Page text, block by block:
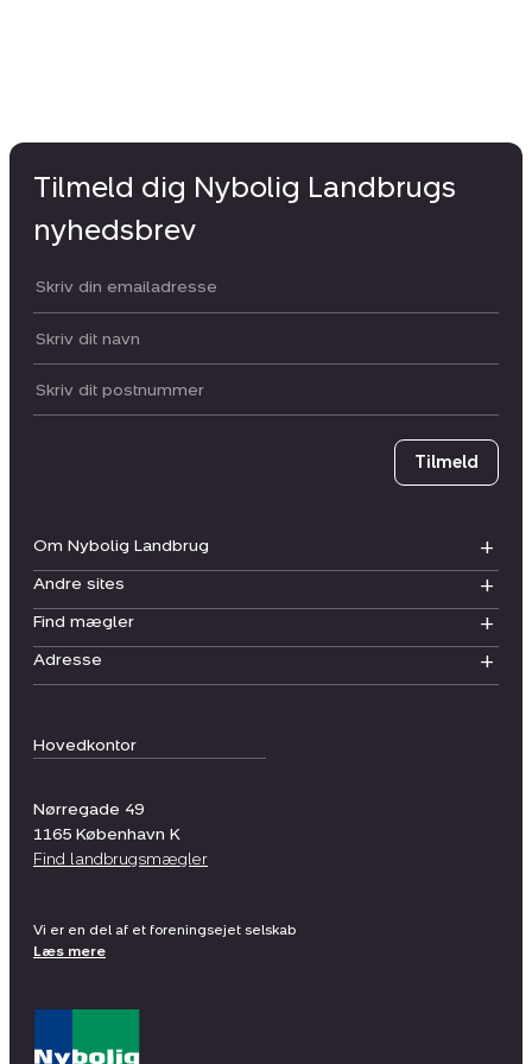
Hovedkontor
Nørregade 49
1165 København K
Find landbrugsmægler
Om Nybolig Landbrug
Andre sites
Find mægler
Adresse
Tilmeld dig Nybolig Landbrugs
nyhedsbrev
Din email:
Dit navn:
Postnummer
Tilmeld
Vi er en del af et foreningsejet selskab
Læs mere